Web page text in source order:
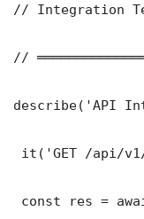
// Integration
//
describe('API
it('GET /api/
const res =